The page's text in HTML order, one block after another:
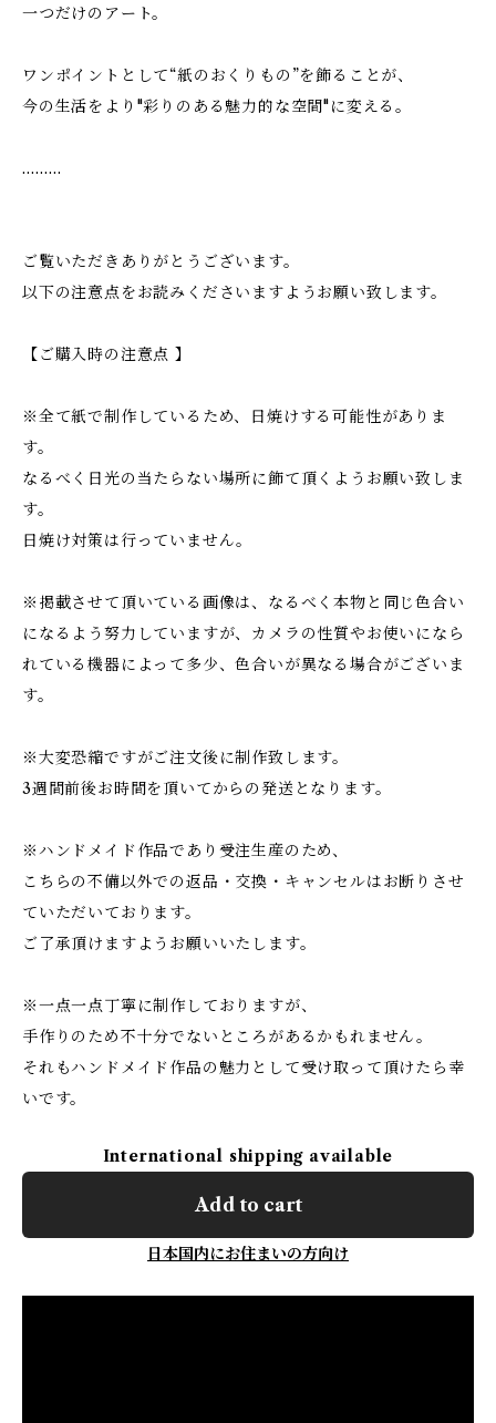
一つだけのアート。
ワンポイントとして“紙のおくりもの”を飾ることが、
今の生活をより"彩りのある魅力的な空間"に変える。
………
ご覧いただきありがとうございます。
以下の注意点をお読みくださいますようお願い致します。
【ご購入時の注意点 】
※全て紙で制作しているため、日焼けする可能性がありま
す。
なるべく日光の当たらない場所に飾て頂くようお願い致しま
す。
日焼け対策は行っていません。
※掲載させて頂いている画像は、なるべく本物と同じ色合い
になるよう努力していますが、カメラの性質やお使いになら
れている機器によって多少、色合いが異なる場合がございま
す。
※大変恐縮ですがご注文後に制作致します。
3週間前後お時間を頂いてからの発送となります。
※ハンドメイド作品であり受注生産のため、
こちらの不備以外での返品・交換・キャンセルはお断りさせ
ていただいております。
ご了承頂けますようお願いいたします。
※一点一点丁寧に制作しておりますが、
手作りのため不十分でないところがあるかもれません。
それもハンドメイド作品の魅力として受け取って頂けたら幸
いです。
International shipping available
Add to cart
日本国内にお住まいの方向け